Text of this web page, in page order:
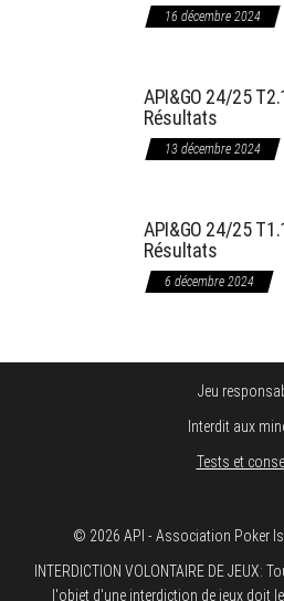
16 décembre 2024
API&GO 24/25
Résultats
13 décembre 2024
API&GO 24/25
Résultats
6 décembre 2024
Jeu
Interdit aux
Tests et
© 2026 API - Association Poker
INTERDICTION VOLONTAIRE DE JEUX:
l'objet d'une interdiction de jeux doit